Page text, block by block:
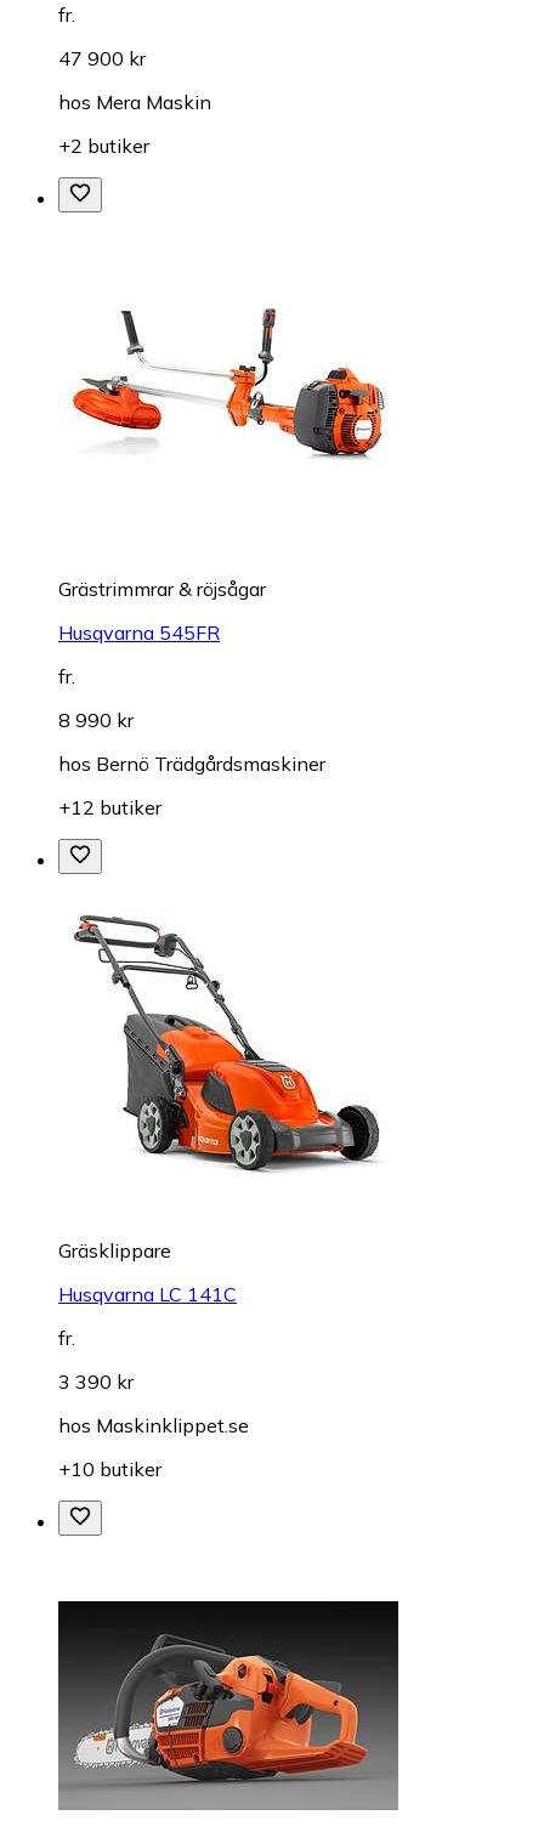
fr.
47 900 kr
hos Mera Maskin
+2 butiker
Grästrimmrar & röjsågar
Husqvarna 545FR
fr.
8 990 kr
hos Bernö Trädgårdsmaskiner
+12 butiker
Gräsklippare
Husqvarna LC 141C
fr.
3 390 kr
hos Maskinklippet.se
+10 butiker